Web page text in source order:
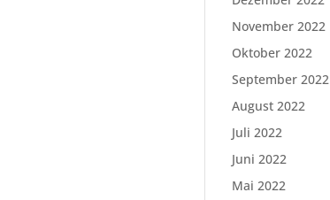
November 2022
Oktober 2022
September 2022
August 2022
Juli 2022
Juni 2022
Mai 2022